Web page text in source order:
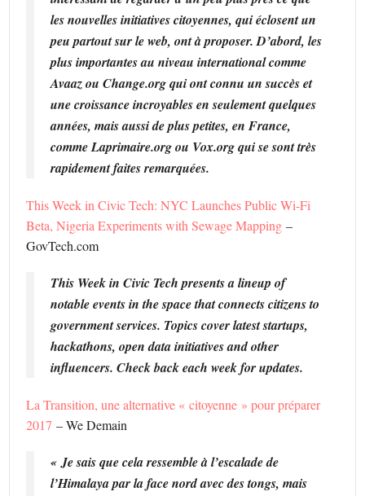
les nouvelles initiatives citoyennes, qui éclosent un
peu partout sur le web, ont à proposer. D’abord, les
plus importantes au niveau international comme
Avaaz ou Change.org qui ont connu un succès et
une croissance incroyables en seulement quelques
années, mais aussi de plus petites, en France,
comme Laprimaire.org ou Vox.org qui se sont très
rapidement faites remarquées.
This Week in Civic Tech: NYC Launches Public Wi-Fi
Beta, Nigeria Experiments with Sewage Mapping –
GovTech.com
This Week in Civic Tech presents a lineup of
notable events in the space that connects citizens to
government services. Topics cover latest startups,
hackathons, open data initiatives and other
influencers. Check back each week for updates.
La Transition, une alternative « citoyenne » pour préparer
2017 – We Demain
« Je sais que cela ressemble à l’escalade de
l’Himalaya par la face nord avec des tongs, mais